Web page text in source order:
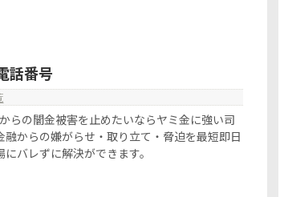
話番号
の闇金被害を止めたいならヤミ金に強い司
からの嫌がらせ・取り立て・脅迫を最短即日
バレずに解決ができます。